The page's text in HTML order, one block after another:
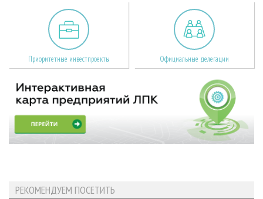
Приоритетные инвестпроекты Официальные делегации
РЕКОМЕНДУЕМ ПОСЕТИТЬ